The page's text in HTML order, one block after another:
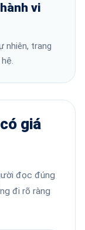
vi
nhiên, trang
giá
đọc đúng
đi rõ ràng